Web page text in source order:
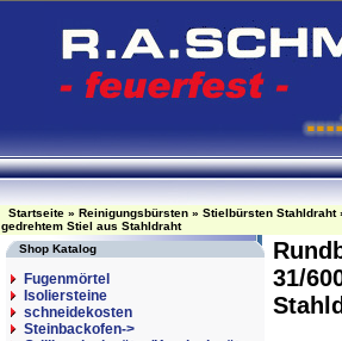
Startseite » Reinigungsbürsten » Stielbürsten Stahldraht
gedrehtem Stiel aus Stahldraht
Shop Katalog
Fugenmörtel
Isoliersteine
schneidekosten
Steinbackofen->
31/